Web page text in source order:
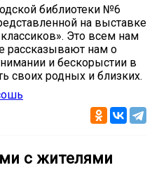
библиотеки №6
на выставке
Это всем нам
рассказывают нам о
и бескорыстии в
своих родных и близких.
с жителями